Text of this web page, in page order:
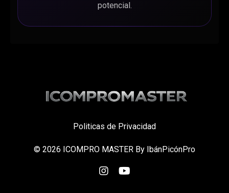
potencial.
Politicas de Privacidad
© 2026 ICOMPRO MASTER By IbánPicónPro